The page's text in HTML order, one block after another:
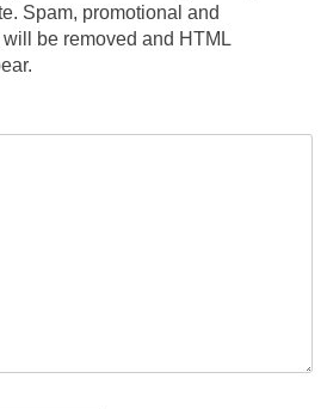
Spam, promotional and
be removed and HTML